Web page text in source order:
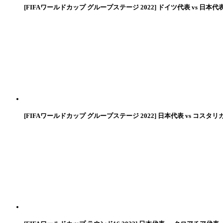
[FIFAワールドカップ グループステージ 2022] ドイツ代表 vs 日本代
[FIFAワールドカップ グループステージ 2022] 日本代表 vs コスタリ